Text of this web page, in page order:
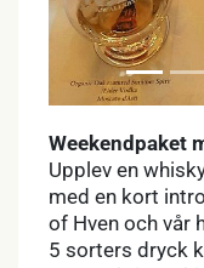
Weekendpaket
Upplev en
med en kort
of Hven och vår
5 sorters dryck